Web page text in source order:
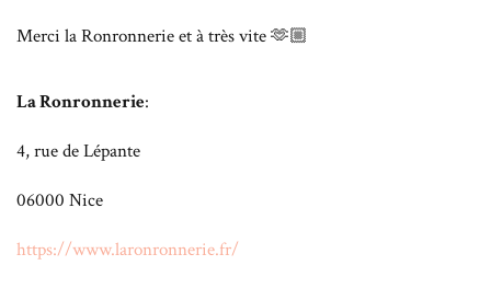
Merci la Ronronnerie et à très vite 🫶🏼
La Ronronnerie:
4, rue de Lépante
06000 Nice
https://www.laronronnerie.fr/